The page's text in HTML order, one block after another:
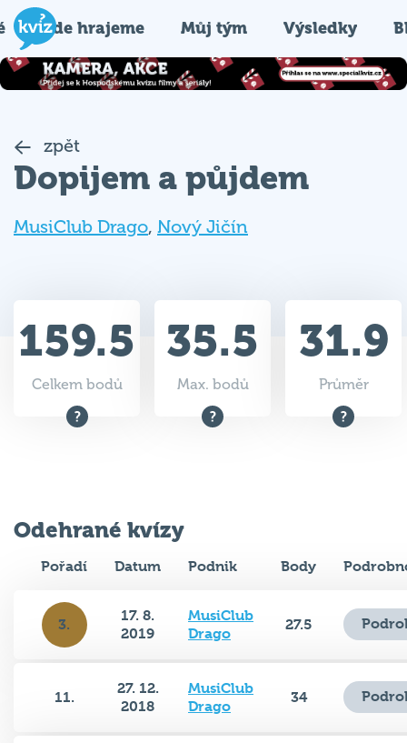
Kde hrajeme Můj tým Výsledky
zpět
Dopijem a půjdem
MusiClub Drago, Nový Jičín
159.5
Celkem bodů
35.5
Max. bodů
31.9
Průměr
Odehrané kvízy
Pořadí Datum Podnik Body
3.
17. 8.
2019
MusiClub
Drago
27.5
11.
27. 12.
2018
MusiClub
Drago
34